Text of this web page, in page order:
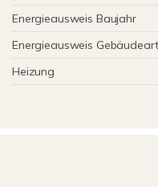
Energieausweis Baujahr
Energieausweis Gebäudeart
Heizung